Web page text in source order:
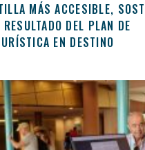
MÁS ACCESIBLE,
DEL PLAN DE
EN DESTINO